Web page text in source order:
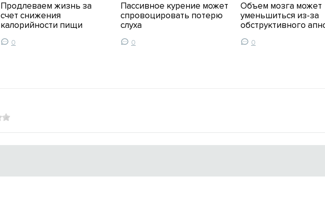
Продлеваем жизнь за
счет снижения
калорийности пищи
0
Пассивное курение может
спровоцировать потерю
слуха
0
Объем мозга может
уменьшиться из-за
обструктивного
0